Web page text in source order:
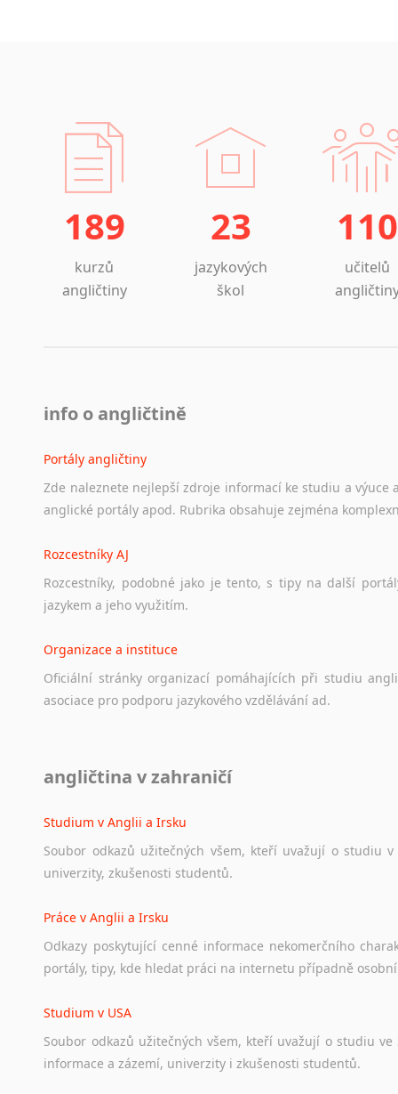
189
kurzů
angličtiny
23
jazykových
škol
110
učitelů
info o angličtině
Portály angličtiny
Zde naleznete nejlepší zdroje informací ke studiu a výuce
anglické portály apod. Rubrika obsahuje zejména
Rozcestníky AJ
Rozcestníky, podobné jako je tento, s tipy na další
jazykem a jeho využitím.
Organizace a instituce
Oficiální stránky organizací pomáhajících při studiu
asociace pro podporu jazykového vzdělávání ad.
Ať už se jedná o česká diskusní
angličtina v zahraničí
Studium v Anglii a Irsku
Soubor odkazů užitečných všem, kteří uvažují o studiu v
univerzity, zkušenosti studentů.
Práce v Anglii a Irsku
Odkazy poskytující cenné informace nekomerčního
portály, tipy, kde hledat práci na internetu případně osobní
Studium v USA
Soubor odkazů užitečných všem, kteří uvažují o studiu ve
informace a zázemí, univerzity i zkušenosti studentů.